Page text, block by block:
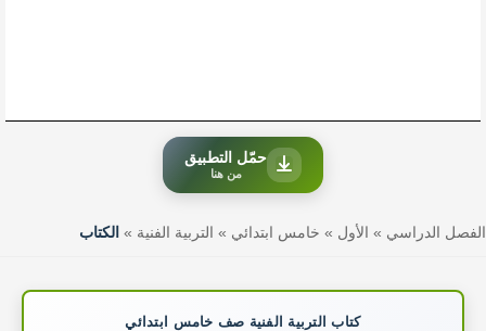
حمّل التطبيق
من هنا
الفصل الدراسي » الأول » خامس ابتدائي » التربية الفنية » الكتاب
كتاب التربية الفنية صف خامس ابتدائي